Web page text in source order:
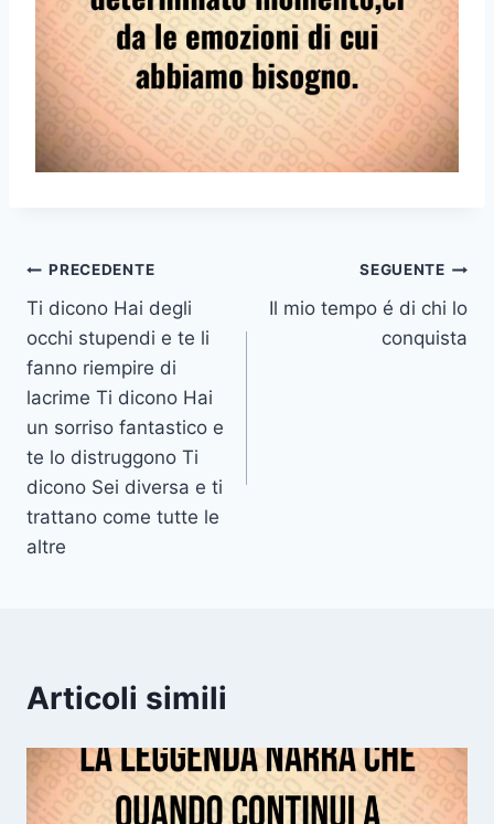
Navigazione
articoli
PRECEDENTE
Ti dicono Hai degli
occhi stupendi e te li
fanno riempire di
lacrime Ti dicono Hai
un sorriso fantastico e
te lo distruggono Ti
dicono Sei diversa e ti
trattano come tutte le
altre
SEGUENTE
Il mio tempo é di chi lo
conquista
Articoli simili